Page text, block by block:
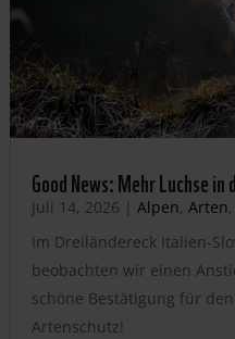
Good News: Mehr Luchse
Juli 14, 2026 | Alpen, Arten,
Im Dreiländereck Italien-
beobachten wir einen
schöne Bestätigung für
Artenschutz!